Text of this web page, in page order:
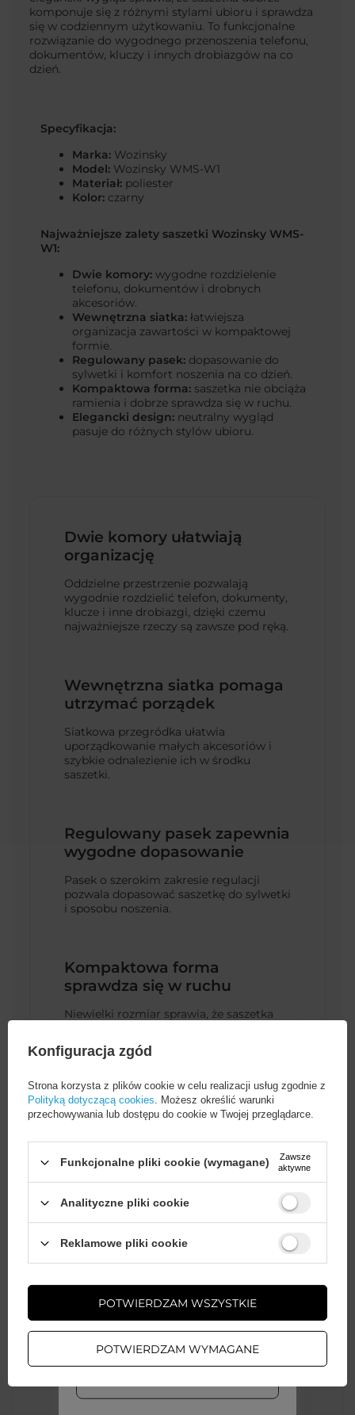
komponuje się z różnymi stylami ubioru i sprawdza
się w codziennym użytkowaniu. To funkcjonalne
rozwiązanie do wygodnego przenoszenia telefonu,
dokumentów, kluczy i innych drobiazgów na co
dzień.
Specyfikacja:
Marka: Wozinsky
Model: Wozinsky WMS-W1
Materiał: poliester
Kolor: czarny
Najważniejsze zalety saszetki Wozinsky WMS-
W1:
Dwie komory: wygodne rozdzielenie
telefonu, dokumentów i drobnych
akcesoriów.
Wewnętrzna siatka: łatwiejsza
organizacja zawartości w kompaktowej
formie.
Regulowany pasek: dopasowanie do
sylwetki i komfort noszenia na co dzień.
Kompaktowa forma: saszetka nie obciąża
ramienia i dobrze sprawdza się w ruchu.
Elegancki design: neutralny wygląd
pasuje do różnych stylów ubioru.
Dwie komory ułatwiają
organizację
Oddzielne przestrzenie pozwalają
wygodnie rozdzielić telefon, dokumenty,
klucze i inne drobiazgi, dzięki czemu
najważniejsze rzeczy są zawsze pod ręką.
Wewnętrzna siatka pomaga
utrzymać porządek
Siatkowa przegródka ułatwia
uporządkowanie małych akcesoriów i
szybkie odnalezienie ich w środku
saszetki.
Regulowany pasek zapewnia
wygodne dopasowanie
Pasek o szerokim zakresie regulacji
pozwala dopasować saszetkę do sylwetki
i sposobu noszenia.
Kompaktowa forma
sprawdza się w ruchu
Niewielki rozmiar sprawia, że saszetka
wyjazdów, codziennych dojazdów i
aktywności poza domem.
Klasyczny, elegancki wygląd
Prosta, neutralna estetyka sprawia, że
saszetka dobrze pasuje do codziennych i
sportowych stylizacji.
Marka Wozinsky
Wystarczy założyć konto
odblokować zniżki na kolejne
ZAŁÓŻ KONTO
Konfiguracja zgód
Strona korzysta z plików cookie w celu realizacji usług zgodnie z
Polityką dotyczącą cookies . Możesz określić warunki
przechowywania lub dostępu do cookie w Twojej przeglądarce.
Funkcjonalne pliki cookie (wymagane)
Zawsze
aktywne
Analityczne pliki cookie
Reklamowe pliki cookie
POTWIERDZAM WYMAGANE
POTWIERDZAM WSZYSTKIE